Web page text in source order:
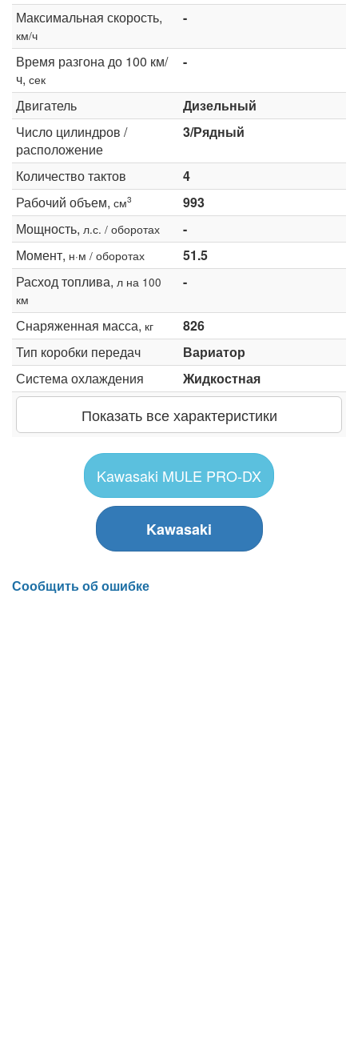
Максимальная скорость,
км/ч
-
Время разгона до 100 км/
ч, сек
-
Двигатель
Дизельный
Число цилиндров /
расположение
3/Рядный
Количество тактов
4
Рабочий объем, см3
993
Мощность, л.с. / оборотах
-
Момент, н·м / оборотах
51.5
Расход топлива, л на 100
км
-
Снаряженная масса, кг
826
Тип коробки передач
Вариатор
Система охлаждения
Жидкостная
Показать все характеристики
Kawasaki MULE PRO-DX
Kawasaki
Сообщить об ошибке